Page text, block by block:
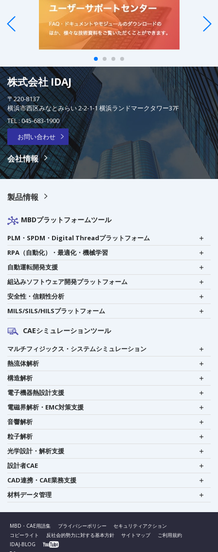
株式会社 IDAJ
〒220-8137
横浜市西区みなとみらい 2-2-1-1 横浜ランドマークタワー37F
TEL :045-683-1900
お問い合わせ
会社情報
製品情報
MBDプラットフォームツール
PLM・SPDM・Digital Threadプラットフォーム
RPA（自動化）・最適化・機械学習
自動運転開発支援
組込みソフトウェア開発プラットフォーム
安全性・信頼性分析
MILS/SILS/HILSプラットフォーム
CAEシミュレーションツール
マルチフィジックス・システムシミュレーション
熱流体解析
構造解析
電子機器熱設計支援
電磁界解析・EMC対策支援
音響解析
粒子解析
光学設計・解析支援
設計者CAE
CAD連携・CAE業務支援
材料データ管理
MBD・CAE用語集 プライバシーポリシー
セキュリティアクション
コピーライト
反社会的勢力に対する基本方針 サイトマップ
ご利用規約
IDAJ-BLOG